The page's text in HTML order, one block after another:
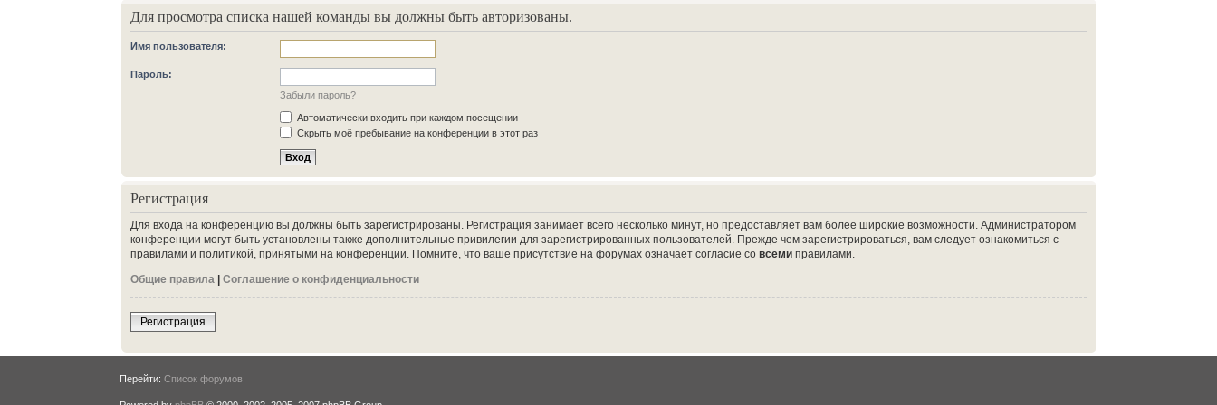
Для просмотра списка нашей команды вы должны быть авторизованы.
Имя пользователя:
Пароль:
Забыли пароль?
Автоматически входить при каждом посещении
Скрыть моё пребывание на конференции в этот раз
Регистрация
Для входа на конференцию вы должны быть зарегистрированы. Регистрация занимает всего несколько минут, но предоставляет вам более широкие возможности. Администратором
конференции могут быть установлены также дополнительные привилегии для зарегистрированных пользователей. Прежде чем зарегистрироваться, вам следует ознакомиться с
правилами и политикой, принятыми на конференции. Помните, что ваше присутствие на форумах означает согласие совсеми правилами.
Общие правила |Соглашение о конфиденциальности
Регистрация
Перейти: Список форумов